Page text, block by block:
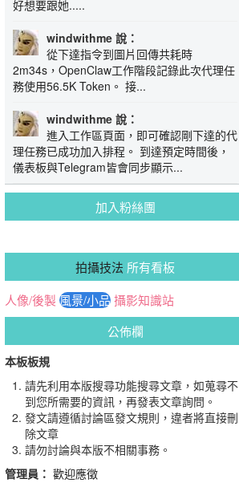
好想要跟她.....
windwithme 說：
從下達指令到圖片回傳共耗時
2m34s，OpenClaw工作階段記錄此次代理任
務使用56.5K Token。 接...
windwithme 說：
進入工作區頁面，即可確認剛下達的代
理任務已成功加入排程。 到達預定時間後，
儀表板與Telegram皆會同步顯示...
加入粉絲團
拍攝技法 所有看板
人像/後製風景/小品攝影知識站
公佈欄
本板板規
請先利用本版搜尋功能搜尋文章，如蒐尋不
到您所需要的資訊，再發表文章詢問。
發文請遵循討論區發文規則，違者將直接刪
除文章
請勿討論與本版不相關事務。
管理員： 歡迎應徵